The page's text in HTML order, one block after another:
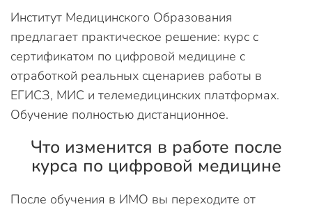
Институт Медицинского Образования
предлагает практическое решение: курс с
сертификатом по цифровой медицине с
отработкой реальных сценариев работы в
ЕГИСЗ, МИС и телемедицинских платформах.
Обучение полностью дистанционное.
Что изменится в работе после
курса по цифровой медицине
После обучения в ИМО вы переходите от